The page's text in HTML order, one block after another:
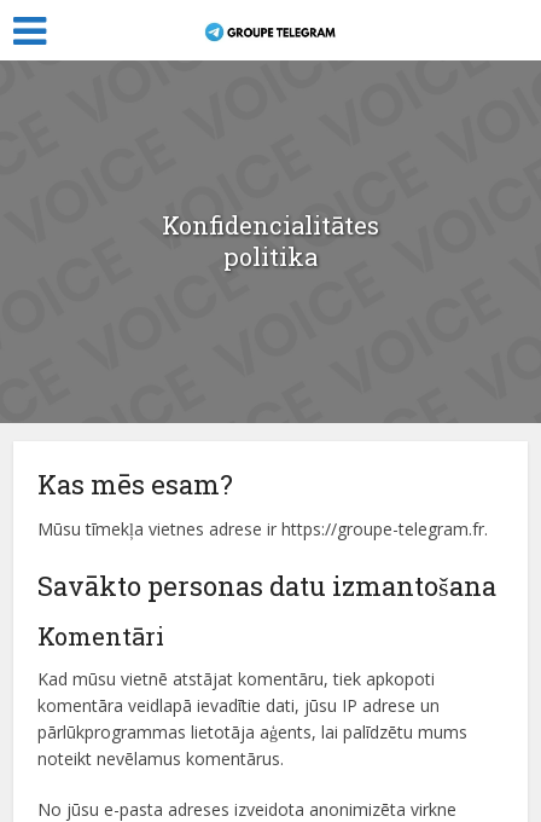
Konfidencialitātes
politika
Kas mēs esam?
Mūsu tīmekļa vietnes adrese ir https://groupe-telegram.fr.
Savākto personas datu izmantošana
Komentāri
Kad mūsu vietnē atstājat komentāru, tiek apkopoti
komentāra veidlapā ievadītie dati, jūsu IP adrese un
pārlūkprogrammas lietotāja aģents, lai palīdzētu mums
noteikt nevēlamus komentārus.
No jūsu e-pasta adreses izveidota anonimizēta virkne